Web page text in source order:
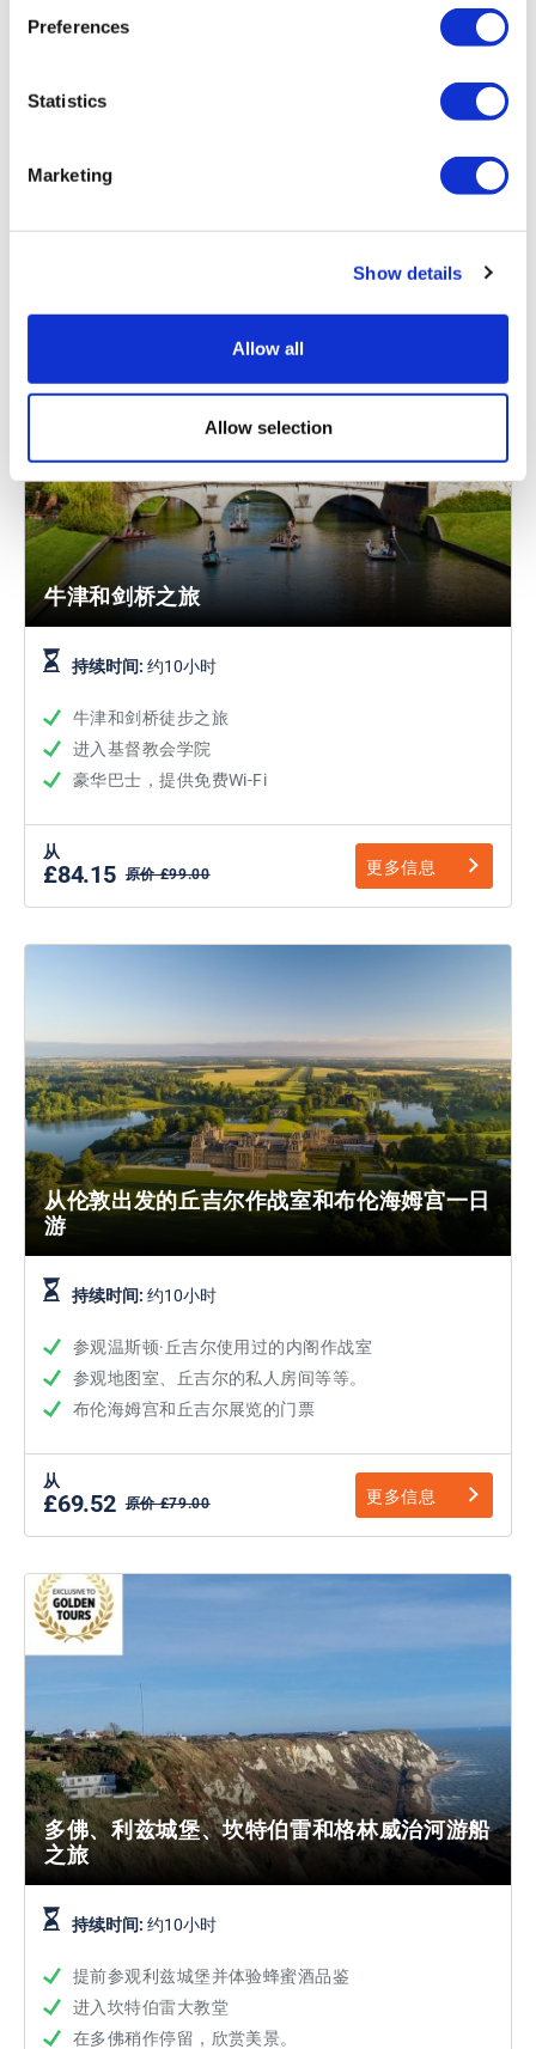
Preferences
Statistics
Marketing
Show details
Allow all
Allow selection
持续时间:
参观豪华的国事厅和伊丽莎白二世女王的最终安息之地
更多信息
牛津和剑桥之旅
持续时间: 约10小时
牛津和剑桥徒步之旅
进入基督教会学院
豪华巴士，提供免费Wi-Fi
从
£84.15 原价 £99.00 更多信息
从伦敦出发的丘吉尔作战室和布伦海姆宫一日
游
持续时间: 约10小时
参观温斯顿·丘吉尔使用过的内阁作战室
参观地图室、丘吉尔的私人房间等等。
布伦海姆宫和丘吉尔展览的门票
从
£69.52 原价 £79.00 更多信息
多佛、利兹城堡、坎特伯雷和格林威治河游船
之旅
持续时间: 约10小时
提前参观利兹城堡并体验蜂蜜酒品鉴
进入坎特伯雷大教堂
在多佛稍作停留，欣赏美景。